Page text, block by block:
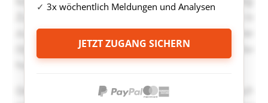
3x wöchentlich Meldungen und Analysen
JETZT ZUGANG SICHERN